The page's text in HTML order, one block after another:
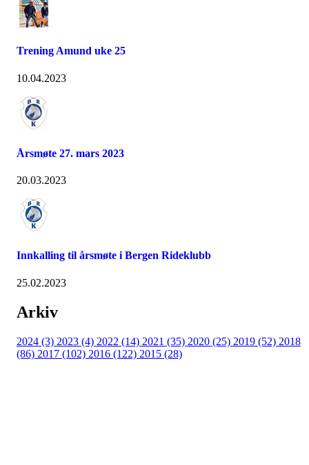
Trening Amund uke 25
10.04.2023
Årsmøte 27. mars 2023
20.03.2023
Innkalling til årsmøte i Bergen Rideklubb
25.02.2023
Arkiv
2024 (3) 2023 (4) 2022 (14) 2021 (35) 2020 (25) 2019 (52) 2018
(86) 2017 (102) 2016 (122) 2015 (28)